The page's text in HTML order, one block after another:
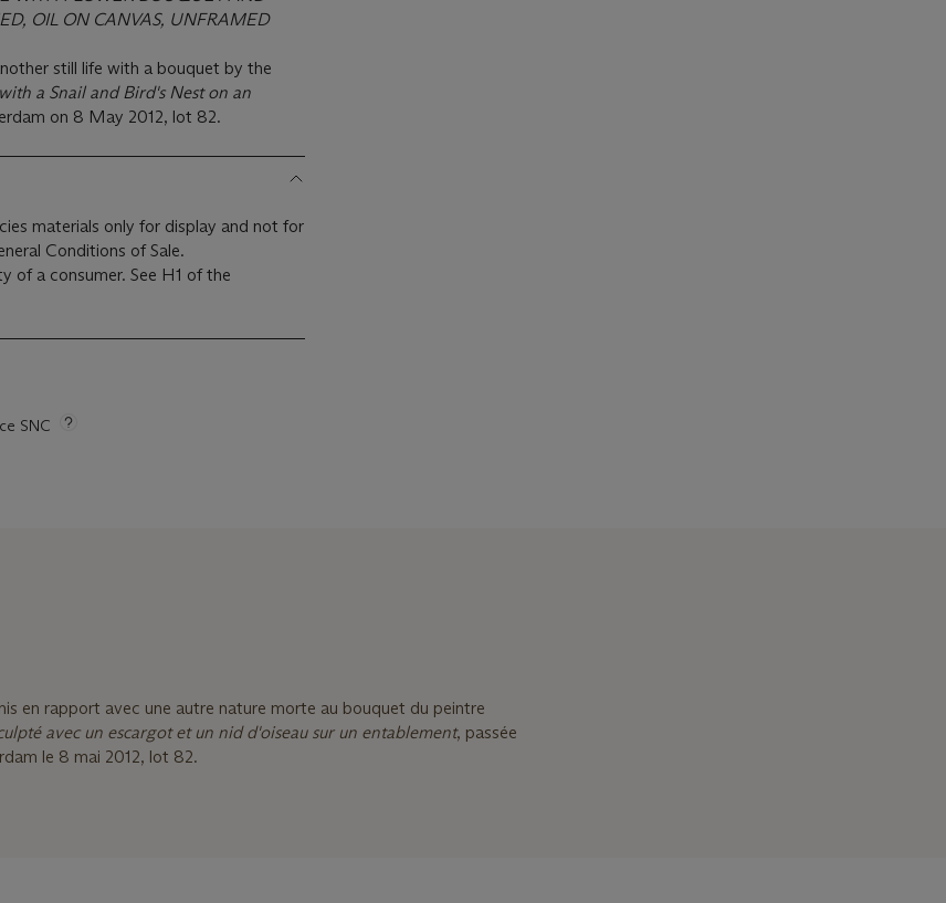
OIL ON CANVAS, UNFRAMED
still life with a bouquet by the
a Snail and Bird's Nest on an
on 8 May 2012, lot 82.
materials only for display and not for
Conditions of Sale.
of a consumer. See H1 of the
SNC
en rapport avec une autre nature morte au bouquet du peintre
avec un escargot et un nid d'oiseau sur un entablement, passée
le 8 mai 2012, lot 82.